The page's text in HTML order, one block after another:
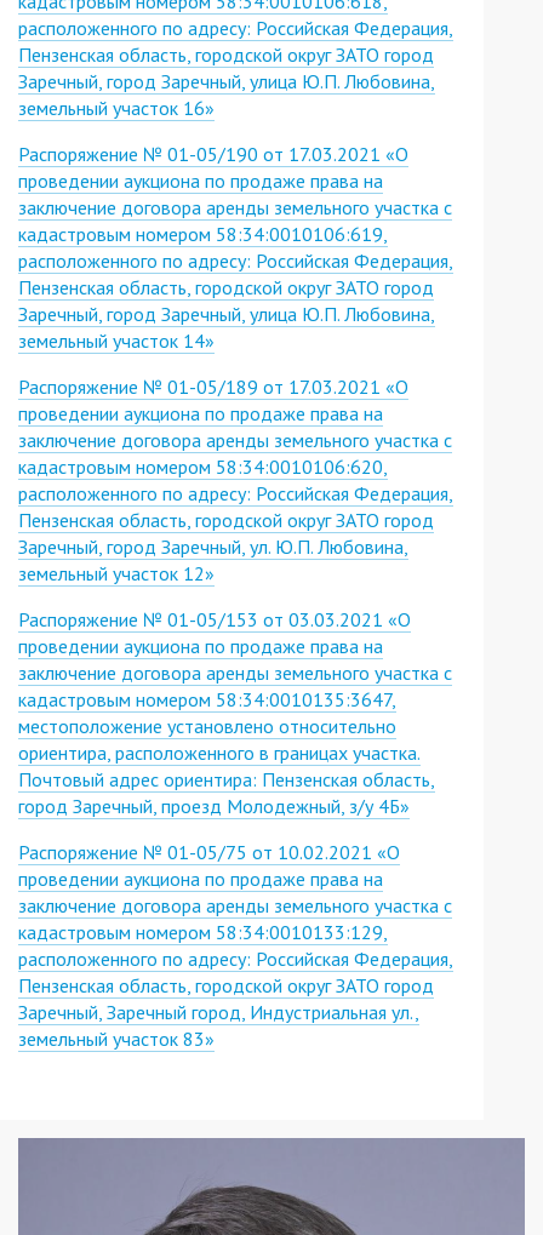
расположенного по адресу: Российская Федерация,
Пензенская область, городской округ ЗАТО город
Заречный, город Заречный, улица Ю.П. Любовина,
земельный участок 16»
Распоряжение № 01-05/190 от 17.03.2021 «О
проведении аукциона по продаже права на
заключение договора аренды земельного участка с
кадастровым номером 58:34:0010106:619,
расположенного по адресу: Российская Федерация,
Пензенская область, городской округ ЗАТО город
Заречный, город Заречный, улица Ю.П. Любовина,
земельный участок 14»
Распоряжение № 01-05/189 от 17.03.2021 «О
проведении аукциона по продаже права на
заключение договора аренды земельного участка с
кадастровым номером 58:34:0010106:620,
расположенного по адресу: Российская Федерация,
Пензенская область, городской округ ЗАТО город
Заречный, город Заречный, ул. Ю.П. Любовина,
земельный участок 12»
Распоряжение № 01-05/153 от 03.03.2021 «О
проведении аукциона по продаже права на
заключение договора аренды земельного участка с
кадастровым номером 58:34:0010135:3647,
местоположение установлено относительно
ориентира, расположенного в границах участка.
Почтовый адрес ориентира: Пензенская область,
город Заречный, проезд Молодежный, з/у 4Б»
Распоряжение № 01-05/75 от 10.02.2021 «О
проведении аукциона по продаже права на
заключение договора аренды земельного участка с
кадастровым номером 58:34:0010133:129,
расположенного по адресу: Российская Федерация,
Пензенская область, городской округ ЗАТО город
Заречный, Заречный город, Индустриальная ул.,
земельный участок 83»